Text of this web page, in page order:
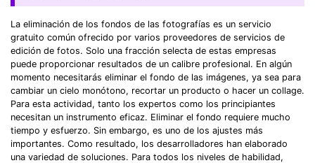
La eliminación de los fondos de las fotografías es un servicio
gratuito común ofrecido por varios proveedores de servicios de
edición de fotos. Solo una fracción selecta de estas empresas
puede proporcionar resultados de un calibre profesional. En algún
momento necesitarás eliminar el fondo de las imágenes, ya sea para
cambiar un cielo monótono, recortar un producto o hacer un collage.
Para esta actividad, tanto los expertos como los principiantes
necesitan un instrumento eficaz. Eliminar el fondo requiere mucho
tiempo y esfuerzo. Sin embargo, es uno de los ajustes más
importantes. Como resultado, los desarrolladores han elaborado
una variedad de soluciones. Para todos los niveles de habilidad,